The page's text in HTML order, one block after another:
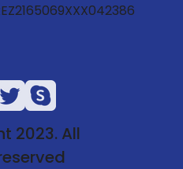
2023. All